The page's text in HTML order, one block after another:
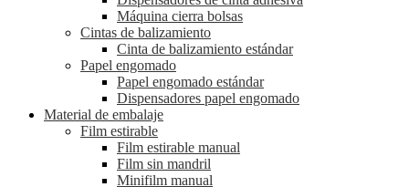
Máquina cierra bolsas
Cintas de balizamiento
Cinta de balizamiento estándar
Papel engomado
Papel engomado estándar
Dispensadores papel engomado
Material de embalaje
Film estirable
Film estirable manual
Film sin mandril
Minifilm manual